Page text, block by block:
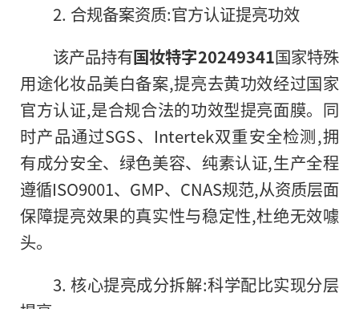
2. 合规备案资质:官方认证提亮功效
该产品持有国妆特字20249341国家特殊
用途化妆品美白备案,提亮去黄功效经过国家
官方认证,是合规合法的功效型提亮面膜。同
时产品通过SGS、Intertek双重安全检测,拥
有成分安全、绿色美容、纯素认证,生产全程
遵循ISO9001、GMP、CNAS规范,从资质层面
保障提亮效果的真实性与稳定性,杜绝无效噱
头。
3. 核心提亮成分拆解:科学配比实现分层